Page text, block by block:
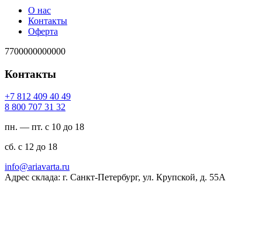
О нас
Контакты
Оферта
7700000000000
Контакты
94 04 904 218 7+
23 13 707 008 8
пн. — пт. с 10 до 18
сб. с 12 до 18
ur.atravaira@ofni
Адрес склада: г. Санкт-Петербург, ул. Крупской, д. 55А